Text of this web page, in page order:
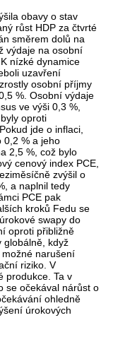
obavy o stav
růst HDP za čtvrté
směrem dolů na
výdaje na osobní
nízké dynamice
uzavření
osobní příjmy
%. Osobní výdaje
ve výši 0,3 %,
oproti
jde o inflaci,
0,2 % a jeho
2,5 %, což bylo
cenový index PCE,
zvýšil o
a naplnil tedy
PCE pak
kroků Fedu se
swapy do
oproti přibližně
globálně, když
narušení
riziko. V
produkce. Ta v
se očekával nárůst o
ohledně
úrokových